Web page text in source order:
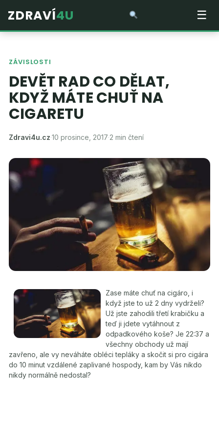
ZDRAVÍ4U ☰
ZÁVISLOSTI
DEVĚT RAD CO DĚLAT,
KDYŽ MÁTE CHUŤ NA
CIGARETU
Zdravi4u.cz·10 prosince, 2017·2 min čtení
Zase máte chuť na cigáro, i
když jste to už 2 dny vydrželi?
Už jste zahodili třetí krabičku a
teď ji jdete vytáhnout z
odpadkového koše? Je 22:37 a
všechny obchody už mají
zavřeno, ale vy neváháte obléci tepláky a skočit si pro cigára
do 10 minut vzdálené zaplivané hospody, kam by Vás nikdo
nikdy normálně nedostal?